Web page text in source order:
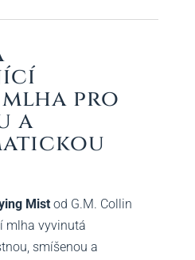
pro
a
Mistod G.M. Collin
mlha vyvinutá
smíšenou a